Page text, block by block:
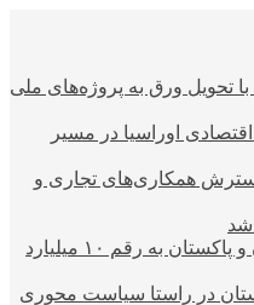
با تحویل ورق به پروژه‌های ملی
اوراسیا در مسیر
گسترش همکاری‌های تجاری و
شد
افزایش حجم تجارت بین ایران و پاکستان به رقم ۱۰ میلیارد
در راستا سیاست محوری